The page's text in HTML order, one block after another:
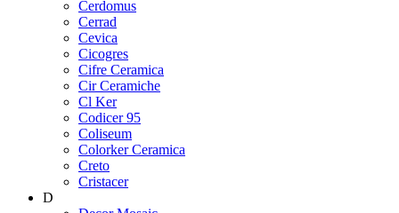
Cerdomus
Cerrad
Cevica
Cicogres
Cifre Ceramica
Cir Ceramiche
Cl Ker
Codicer 95
Coliseum
Colorker Ceramica
Creto
Cristacer
D